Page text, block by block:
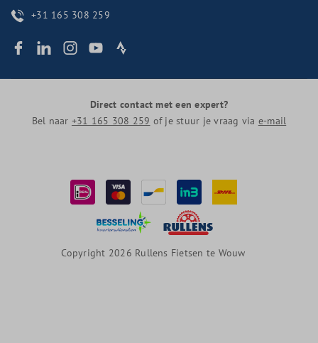
+31 165 308 259
Direct contact met een expert?
Bel naar +31 165 308 259 of je stuur je vraag via e-mail
Copyright 2026 Rullens Fietsen te Wouw